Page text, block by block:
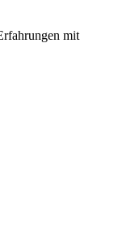
mit